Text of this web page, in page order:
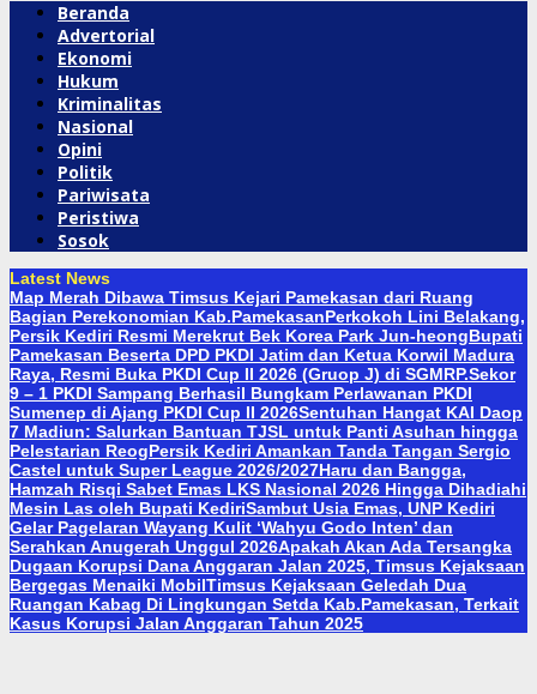
Beranda
Advertorial
Ekonomi
Hukum
Kriminalitas
Nasional
Opini
Politik
Pariwisata
Peristiwa
Sosok
Latest News
Map Merah Dibawa Timsus Kejari Pamekasan dari Ruang
Bagian Perekonomian Kab.PamekasanPerkokoh Lini Belakang,
Persik Kediri Resmi Merekrut Bek Korea Park Jun-heongBupati
Pamekasan Beserta DPD PKDI Jatim dan Ketua Korwil Madura
Raya, Resmi Buka PKDI Cup II 2026 (Gruop J) di SGMRP.Sekor
9 – 1 PKDI Sampang Berhasil Bungkam Perlawanan PKDI
Sumenep di Ajang PKDI Cup II 2026Sentuhan Hangat KAI Daop
7 Madiun: Salurkan Bantuan TJSL untuk Panti Asuhan hingga
Pelestarian ReogPersik Kediri Amankan Tanda Tangan Sergio
Castel untuk Super League 2026/2027Haru dan Bangga,
Hamzah Risqi Sabet Emas LKS Nasional 2026 Hingga Dihadiahi
Mesin Las oleh Bupati KediriSambut Usia Emas, UNP Kediri
Gelar Pagelaran Wayang Kulit ‘Wahyu Godo Inten’ dan
Serahkan Anugerah Unggul 2026Apakah Akan Ada Tersangka
Dugaan Korupsi Dana Anggaran Jalan 2025, Timsus Kejaksaan
Bergegas Menaiki MobilTimsus Kejaksaan Geledah Dua
Ruangan Kabag Di Lingkungan Setda Kab.Pamekasan, Terkait
Kasus Korupsi Jalan Anggaran Tahun 2025